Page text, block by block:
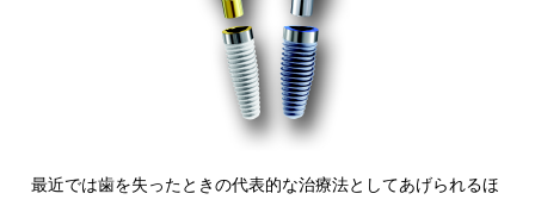
最近では歯を失ったときの代表的な治療法としてあげられるほ